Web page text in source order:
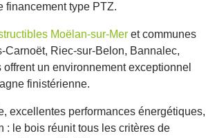
financement type PTZ.
Moëlan-sur-Mer et communes
Carnoët, Riec-sur-Belon, Bannalec,
un environnement exceptionnel
finistérienne.
excellentes performances énergétiques,
: le bois réunit tous les critères de